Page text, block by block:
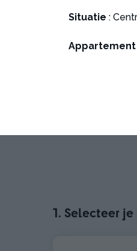
Situatie :
1. Selecteer